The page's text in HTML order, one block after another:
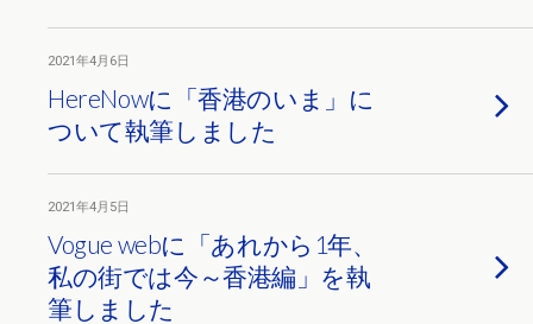
2021年4月6日
HereNowに「香港のいま」に
ついて執筆しました
2021年4月5日
Vogue webに「あれから1年、
私の街では今～香港編」を執
筆しました